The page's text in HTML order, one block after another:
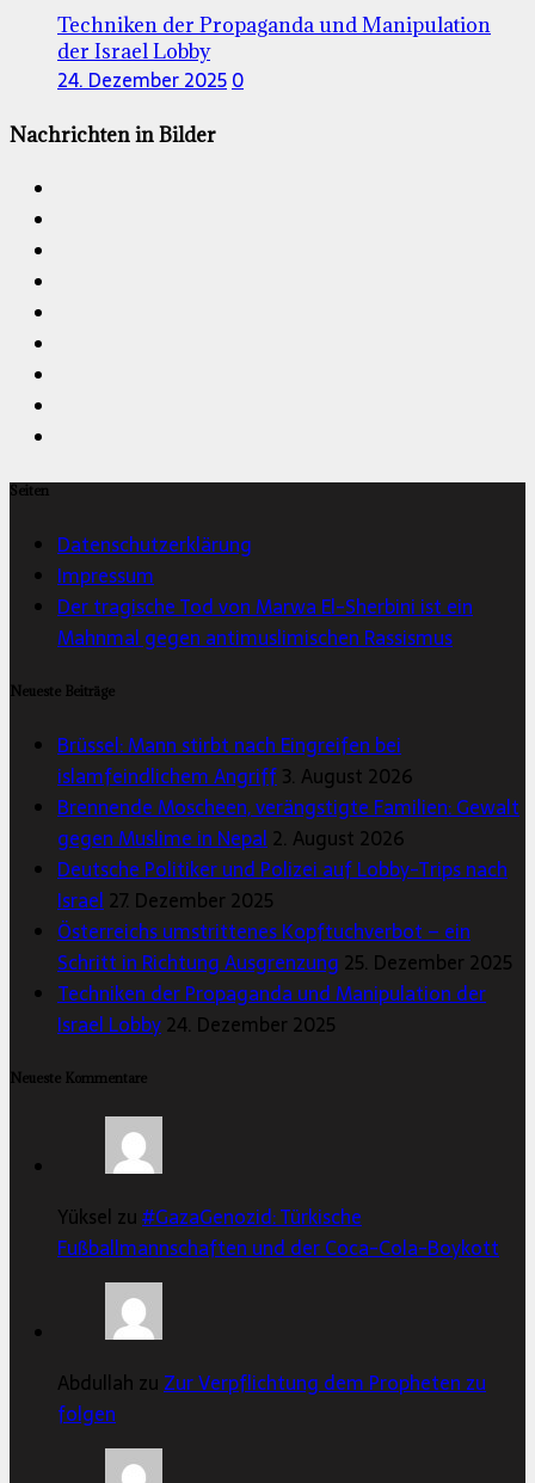
Techniken der Propaganda und Manipulation
der Israel Lobby
24. Dezember 20250
Nachrichten in Bilder
Seiten
Datenschutzerklärung
Impressum
Der tragische Tod von Marwa El-Sherbini ist ein
Mahnmal gegen antimuslimischen Rassismus
Neueste Beiträge
Brüssel: Mann stirbt nach Eingreifen bei
islamfeindlichem Angriff3. August 2026
Brennende Moscheen, verängstigte Familien: Gewalt
gegen Muslime in Nepal 2. August 2026
Deutsche Politiker und Polizei auf Lobby-Trips nach
Israel 27. Dezember 2025
Österreichs umstrittenes Kopftuchverbot – ein
Schritt in Richtung Ausgrenzung 25. Dezember 2025
Techniken der Propaganda und Manipulation der
Israel Lobby24. Dezember 2025
Neueste Kommentare
Yüksel zu#GazaGenozid: Türkische
Fußballmannschaften und der Coca-Cola-Boykott
Abdullah zu Zur Verpflichtung dem Propheten zu
folgen